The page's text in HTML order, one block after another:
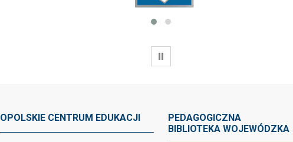
WSTRZYMAJ
OPOLSKIE CENTRUM EDUKACJI
PEDAGOGICZNA
BIBLIOTEKA WOJEWÓDZKA